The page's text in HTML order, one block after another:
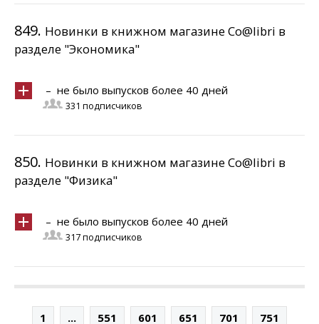
849. Новинки в книжном магазине Co@libri в
разделе "Экономика"
– не было выпусков более 40 дней
331 подписчиков
850. Новинки в книжном магазине Co@libri в
разделе "Физика"
– не было выпусков более 40 дней
317 подписчиков
1 ... 551 601 651 701 751